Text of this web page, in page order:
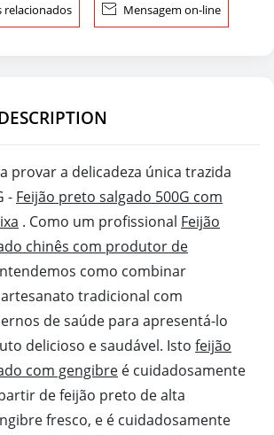
relacionados  Mensagem on-line
provar a delicadeza única trazida
- Feijão preto salgado 500G com
. Como um profissional Feijão
chinês com produtor de
como combinar
tradicional com
de saúde para apresentá-lo
delicioso e saudável. Isto feijão
com gengibre é cuidadosamente
de feijão preto de alta
fresco, e é cuidadosamente